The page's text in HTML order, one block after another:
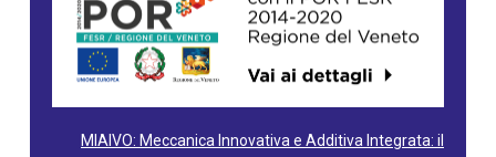
MIAIVO: Meccanica Innovativa e Additiva Integrata: il